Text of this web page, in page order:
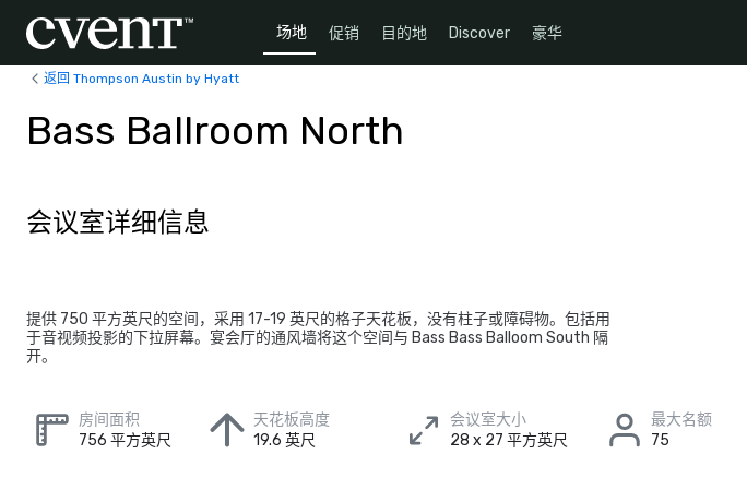
场地 促销 目的地 Discover 豪华
返回 Thompson Austin by Hyatt
Bass Ballroom North
会议室详细信息
提供 750 平方英尺的空间，采用 17-19 英尺的格子天花板，没有柱子或障碍物。包括用
于音视频投影的下拉屏幕。宴会厅的通风墙将这个空间与 Bass Bass Balloom South 隔
开。
房间面积
756 平方英尺
天花板高度
19.6 英尺
会议室大小
28 x 27 平方英尺
最大名额
75